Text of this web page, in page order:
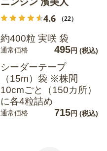
4.6 （22）
約400粒 実咲 袋
通常価格 495円 (税込)
シーダーテープ
（15m）袋 ※株間
10cmごと（150カ所）
に各4粒詰め
通常価格 715円 (税込)